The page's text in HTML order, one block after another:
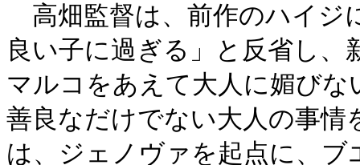
高畑監督は、前作のハイジ
良い子に過ぎる」と反省し
マルコをあえて大人に媚び
善良なだけでない大人の事情
は、ジェノヴァを起点に、